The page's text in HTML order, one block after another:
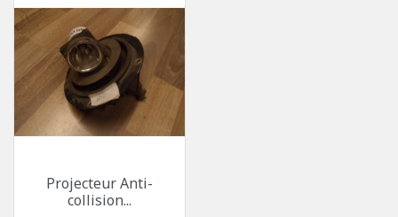
Projecteur Anti-
collision...